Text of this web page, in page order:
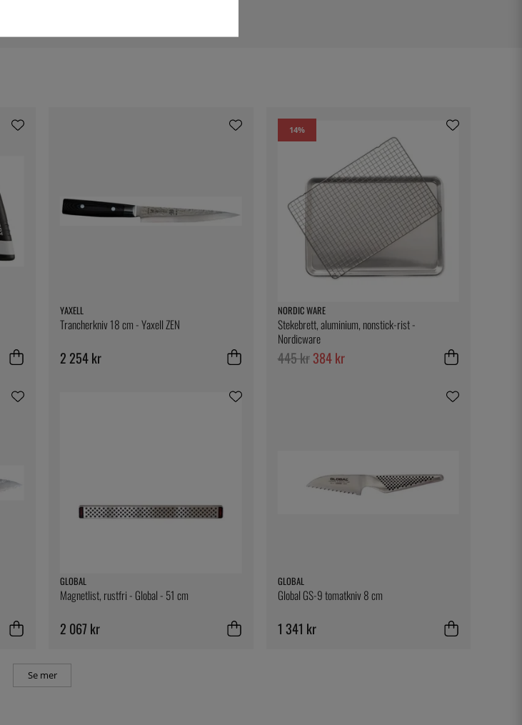
YAXELL
Trancherkniv 18 cm - Yaxell ZEN
2 254 kr
14%
NORDIC WARE
Stekebrett, aluminium, nonstick-rist -
Nordicware
445 kr 384 kr
GLOBAL
Magnetlist, rustfri - Global - 51 cm
2 067 kr
GLOBAL
Global GS-9 tomatkniv 8 cm
1 341 kr
Se mer